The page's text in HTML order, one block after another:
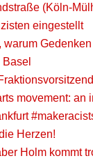
(Köln-
eingestellt
warum
movement: an
Herzen!
Holm kommt